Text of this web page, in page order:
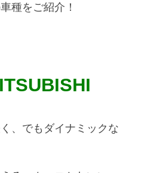
種をご紹介！
、でもダイナミックな